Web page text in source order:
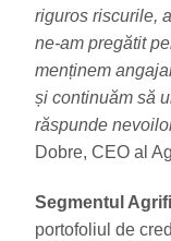
riguros riscurile,
ne-am pregătit
menținem
și continuăm să
răspunde
Dobre, CEO al
Segmentul
portofoliul de